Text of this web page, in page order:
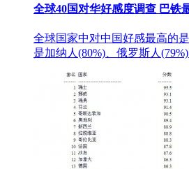
全球40国对华好感度调查 巴铁
全球国家中对中国好感最高的
是加纳人(80%)、俄罗斯人